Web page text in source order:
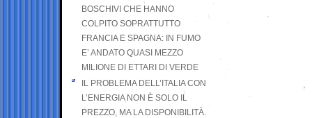
BOSCHIVI CHE HANNO
COLPITO SOPRATTUTTO
FRANCIA E SPAGNA: IN FUMO
E’ ANDATO QUASI MEZZO
MILIONE DI ETTARI DI VERDE
IL PROBLEMA DELL’ITALIA CON
L’ENERGIA NON È SOLO IL
PREZZO, MA LA DISPONIBILITÀ.